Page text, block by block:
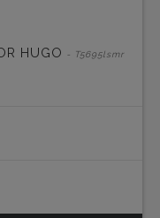
HUGO - T5695lsmr